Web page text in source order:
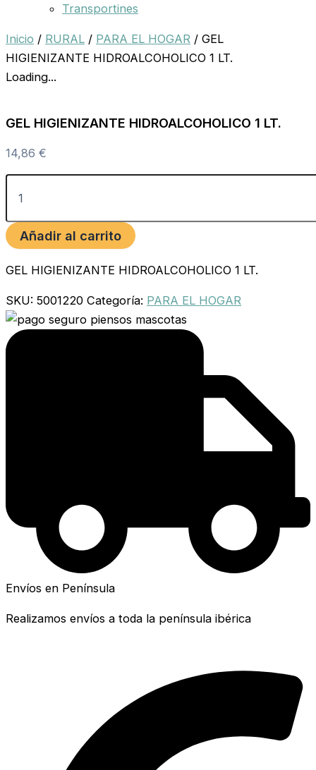
Transportines
Inicio / RURAL / PARA EL HOGAR / GEL
HIGIENIZANTE HIDROALCOHOLICO 1 LT.
Loading...
GEL HIGIENIZANTE HIDROALCOHOLICO 1 LT.
14,86 €
Añadir al carrito
GEL HIGIENIZANTE HIDROALCOHOLICO 1 LT.
SKU: 5001220 Categoría: PARA EL HOGAR
Envíos en Península
Realizamos envíos a toda la península ibérica